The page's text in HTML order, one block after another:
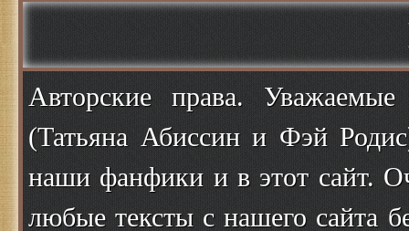
Авторские права.
(Татьяна Абиссин и Фэй
наши фанфики и в этот сайт.
любые тексты с нашего сайта